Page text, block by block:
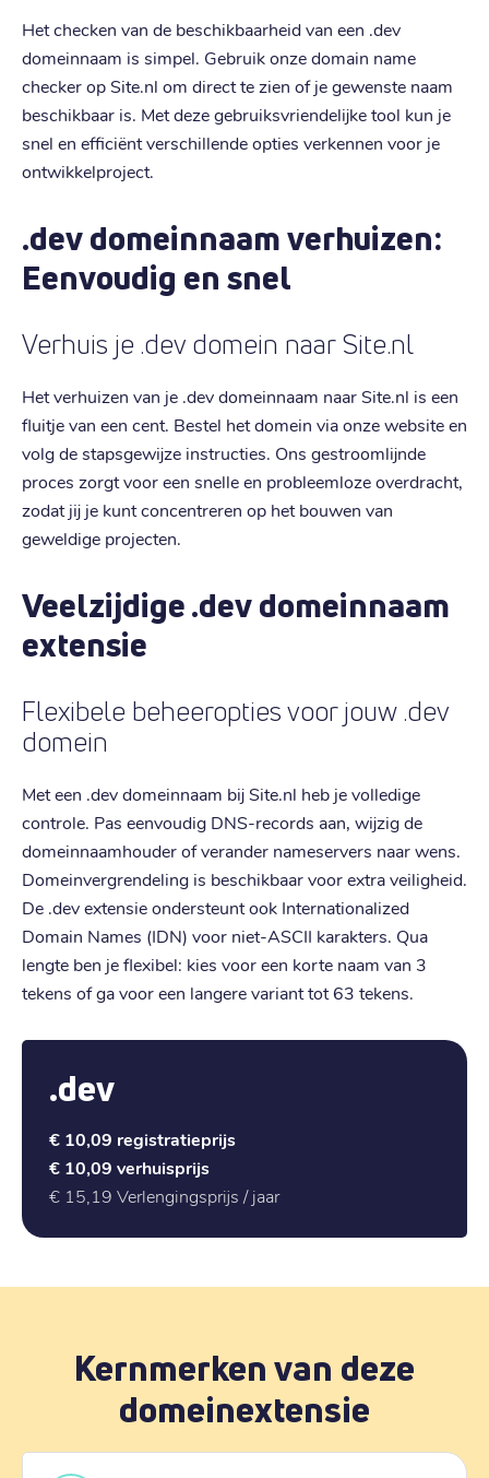
Het checken van de beschikbaarheid van een .dev
domeinnaam is simpel. Gebruik onze domain name
checker op Site.nl om direct te zien of je gewenste naam
beschikbaar is. Met deze gebruiksvriendelijke tool kun je
snel en efficiënt verschillende opties verkennen voor je
ontwikkelproject.
.dev domeinnaam verhuizen:
Eenvoudig en snel
Verhuis je .dev domein naar Site.nl
Het verhuizen van je .dev domeinnaam naar Site.nl is een
fluitje van een cent. Bestel het domein via onze website en
volg de stapsgewijze instructies. Ons gestroomlijnde
proces zorgt voor een snelle en probleemloze overdracht,
zodat jij je kunt concentreren op het bouwen van
geweldige projecten.
Veelzijdige .dev domeinnaam
extensie
Flexibele beheeropties voor jouw .dev
domein
Met een .dev domeinnaam bij Site.nl heb je volledige
controle. Pas eenvoudig DNS-records aan, wijzig de
domeinnaamhouder of verander nameservers naar wens.
Domeinvergrendeling is beschikbaar voor extra veiligheid.
De .dev extensie ondersteunt ook Internationalized
Domain Names (IDN) voor niet-ASCII karakters. Qua
lengte ben je flexibel: kies voor een korte naam van 3
tekens of ga voor een langere variant tot 63 tekens.
.dev
€ 10,09 registratieprijs
€ 10,09 verhuisprijs
€ 15,19 Verlengingsprijs / jaar
Kernmerken van deze
domeinextensie